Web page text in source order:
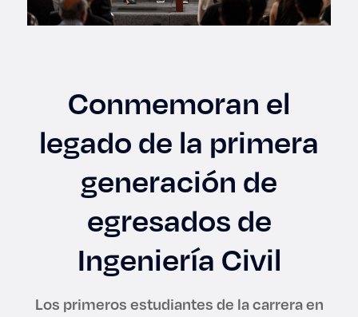
Graduaciones
Conmemoran el
legado de la primera
generación de
egresados de
Ingeniería Civil
Los primeros estudiantes de la carrera en